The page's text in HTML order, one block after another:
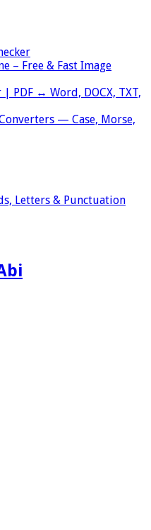
– Free & Fast Image
PDF ↔ Word, DOCX, TXT,
— Case, Morse,
Letters & Punctuation